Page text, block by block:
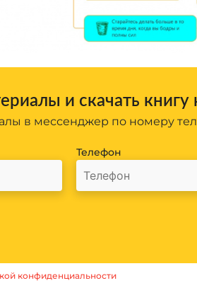
и скачать книгу
в мессенджер по номеру
Телефон
конфиденциальности